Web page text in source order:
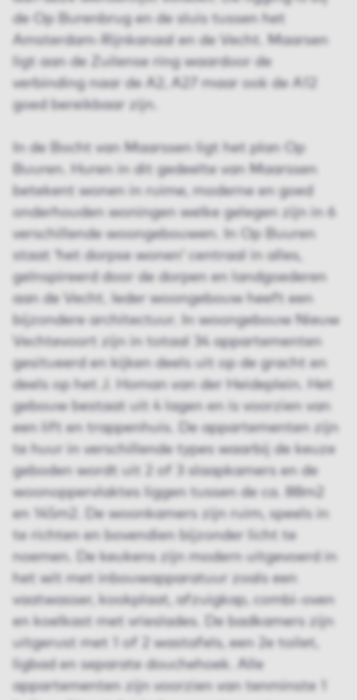
de Op Burenbrug en de sluis tussen het
Amsterdam-Rijnkanaal en de Vecht. Maarsen
ligt aan de Zuilense ring waardoor de
verbinding naar de A2, A27 maar ook de A12
goed bereikbaar zijn.
In de Bocht van Maarssen ligt het plan Op
Buuren. Huren in dit gedeelte van Maarssen
betekent wonen in ruime, moderne en goed
onderhouden woningen welke gelegen zijn in 6
verschillende woongebouwen. In Op Buuren
staat ‘het dorpse wonen’ centraal in alles,
geïnspireerd door de dorpen en landgoederen
aan de Vecht. Ieder woongebouw heeft een
bijzondere architectuur. In woongebouw Nieuw
Vechtevoort zijn in totaal 34 appartementen
gesitueerd en kijken deels uit op de gracht en
deels op het J. Homan van der Heideplein. Het
gebouw bestaat uit 4 lagen en is voorzien van
een lift en trappenhuis. De appartementen zijn
te huur in verschillende types waarbij de keuze
geboden wordt uit 2 of 3 slaapkamers en de
woonoppervlaktes liggen tussen de ca. 88m2
en 145m2. De woonkamers zijn ruim, speels in
te richten en bovendien bijzonder licht te
noemen. De keukens zijn modern uitgevoerd in
het wit met inbouwapparatuur zoals een
vaatwasser, kookplaat, afzuigkap, combi-oven
en koelkast met vrieslades. De badkamers zijn
uitgerust met 1 of 2 wastafels, een 2e toilet,
ligbad en separate douchehoek. Alle
appartementen zijn voorzien van tenminste 1